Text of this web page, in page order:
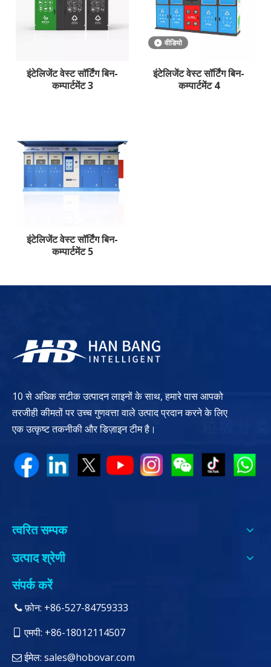
इंटेलिजेंट वेस्ट सॉर्टिंग बिन-
कम्पार्टमेंट 3
वीडियो
इंटेलिजेंट वेस्ट सॉर्टिंग बिन-
कम्पार्टमेंट 4
इंटेलिजेंट वेस्ट सॉर्टिंग बिन-
कम्पार्टमेंट 5
10 से अधिक सटीक उत्पादन लाइनों के साथ, हमारे पास आपको
तरजीही कीमतों पर उच्च गुणवत्ता वाले उत्पाद प्रदान करने के लिए
एक उत्कृष्ट तकनीकी और डिज़ाइन टीम है।
त्वरित सम्पक
उत्पाद श्रेणी
संपर्क करें
फ़ोन: +86-527-84759333
एमपी: +86-18012114507
ईमेल: sales@hobovar.com